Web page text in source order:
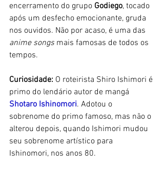
encerramento do grupo Godiego, tocado
após um desfecho emocionante, gruda
nos ouvidos. Não por acaso, é uma das
anime songs mais famosas de todos os
tempos.
Curiosidade: O roteirista Shiro Ishimori é
primo do lendário autor de mangá
Shotaro Ishinomori. Adotou o
sobrenome do primo famoso, mas não o
alterou depois, quando Ishimori mudou
seu sobrenome artístico para
Ishinomori, nos anos 80.